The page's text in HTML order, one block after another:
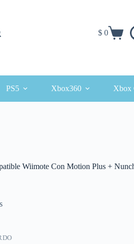
Carro
$ 0
PS5 Xbox360 Xbox
Wiimote Con Motion Plus +